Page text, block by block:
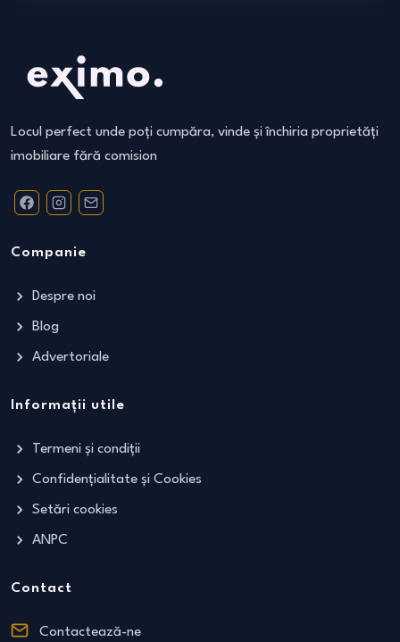
Locul perfect unde poți cumpăra, vinde și închiria proprietăți
imobiliare fără comision
Companie
Despre noi
Blog
Advertoriale
Informații utile
Termeni și condiții
Confidențialitate și Cookies
Setări cookies
ANPC
Contact
Contactează-ne